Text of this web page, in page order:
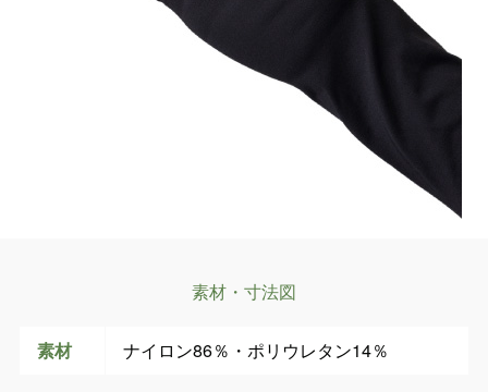
素材・寸法図
素材 ナイロン86％・ポリウレタン14％